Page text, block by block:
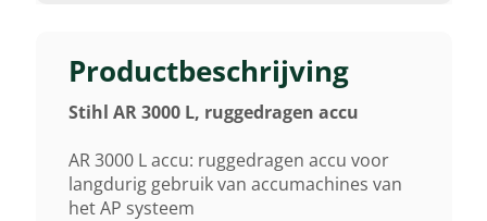
Productbeschrijving
Stihl AR 3000 L, ruggedragen accu
AR 3000 L accu: ruggedragen accu voor
langdurig gebruik van accumachines van
het AP systeem
43.80 AH
Nominale Cap Cel Volgens Opgave(
Fabrikant)
5 AH